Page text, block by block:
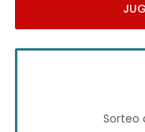
Sorteo